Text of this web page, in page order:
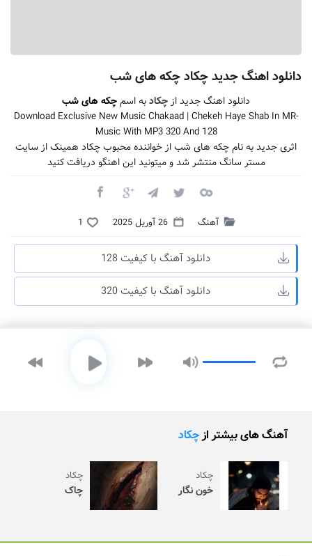
دانلود اهنگ جدید چکاد چکه های شب
دانلود اهنگ جدید از چکادبه اسمچکه های شب
Download Exclusive New Music Chakaad | Chekeh Haye Shab In MR-
Music With MP3 320 And 128
اثری جدید به نام چکه های شب از خواننده محبوب چکاد همینک از سایت
مستر سانگ منتشر شد و میتونید این اهنگو دریافت کنید
آهنگ 26 آوریل 2025 1
دانلود آهنگ با کیفیت 128
دانلود آهنگ با کیفیت 320
آهنگ های بیشتر ازچکاد
چکاد
خون نگار
چکاد
چاک